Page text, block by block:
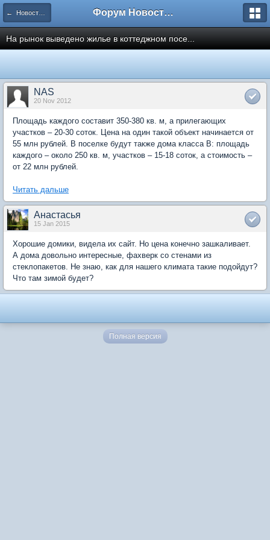
← Новости рынка недвижимости Форум Новостройки
На рынок выведено жилье в коттеджном посе...
NAS
20 Nov 2012
Площадь каждого составит 350-380 кв. м, а прилегающих
участков – 20-30 соток. Цена на один такой объект начинается от
55 млн рублей. В поселке будут также дома класса В: площадь
каждого – около 250 кв. м, участков – 15-18 соток, а стоимость –
от 22 млн рублей.
Читать дальше
Анастасья
15 Jan 2015
Хорошие домики, видела их сайт. Но цена конечно зашкаливает.
А дома довольно интересные, фахверк со стенами из
стеклопакетов. Не знаю, как для нашего климата такие подойдут?
Что там зимой будет?
Полная версия